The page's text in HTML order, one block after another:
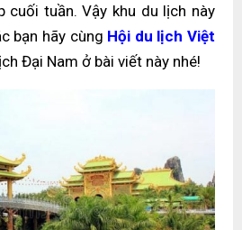
cuối tuần. Vậy khu du lịch này
bạn hãy cùng Hội du lịch Việt
Đại Nam ở bài viết này nhé!